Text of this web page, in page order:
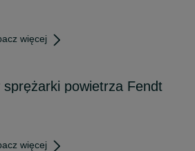
więcej
powietrza Fendt
więcej